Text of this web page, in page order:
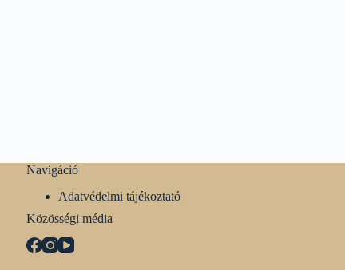
Navigáció
Adatvédelmi tájékoztató
Közösségi média